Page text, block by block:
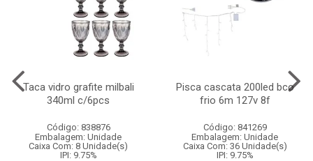
Taca vidro grafite milbali
340ml c/6pcs
Código: 838876
Embalagem: Unidade
Caixa Com: 8 Unidade(s)
IPI: 9.75%
Pisca cascata 200led bco
frio 6m 127v 8f
Código: 841269
Embalagem: Unidade
Caixa Com: 36 Unidade(s)
IPI: 9.75%